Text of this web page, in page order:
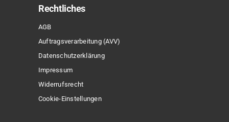
Rechtliches
AGB
Auftragsverarbeitung (AVV)
Datenschutzerklärung
Impressum
Widerrufsrecht
Cookie-Einstellungen